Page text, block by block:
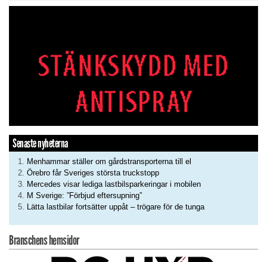
Senaste nyheterna
Menhammar ställer om gårdstransporterna till el
Örebro får Sveriges största truckstopp
Mercedes visar lediga lastbilsparkeringar i mobilen
M Sverige: ”Förbjud eftersupning”
Lätta lastbilar fortsätter uppåt – trögare för de tunga
Branschens hemsidor